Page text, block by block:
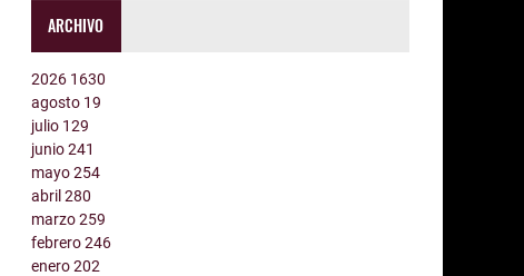
ARCHIVO
2026 1630
agosto 19
julio 129
junio241
mayo254
abril280
marzo259
febrero246
enero202